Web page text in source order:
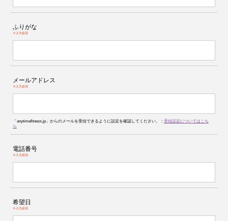
ふりがな
※入力必須
メールアドレス
※入力必須
「anytimefitness.jp」からのメールを受信できるように設定を確認してください。： 受信設定についてはこち
ら
電話番号
※入力必須
希望日
※入力必須